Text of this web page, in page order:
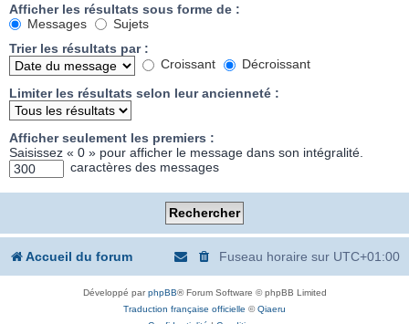
Afficher les résultats sous forme de :
Messages
Sujets
Trier les résultats par :
Croissant
Décroissant
Limiter les résultats selon leur ancienneté :
Afficher seulement les premiers :
Saisissez « 0 » pour afficher le message dans son intégralité.
caractères des messages
Accueil du forum Fuseau horaire sur UTC+01:00
Développé parphpBB® Forum Software © phpBB Limited
Traduction française officielle ©Qiaeru